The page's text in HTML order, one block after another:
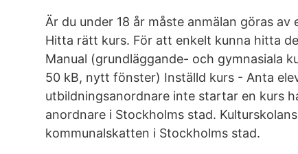
Är du under 18 år måste anmälan göras
Hitta rätt kurs. För att enkelt kunna hitta
Manual (grundläggande- och gymnasiala
50 kB, nytt fönster) Inställd kurs - Anta
utbildningsanordnare inte startar en kurs
anordnare i Stockholms stad.
kommunalskatten i Stockholms stad.